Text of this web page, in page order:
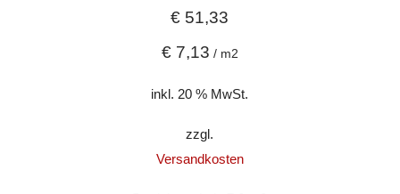
€ 51,33
€7,13 / m2
inkl. 20 % MwSt.
zzgl.
Versandkosten